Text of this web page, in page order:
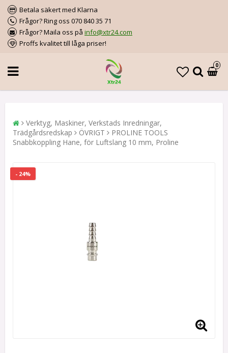
Betala säkert med Klarna
Frågor? Ring oss 070 840 35 71
Frågor? Maila oss på info@xtr24.com
Proffs kvalitet till låga priser!
0
Verktyg, Maskiner, Verkstads Inredningar,
Trädgårdsredskap
ÖVRIGT
PROLINE TOOLS
Snabbkoppling Hane, för Luftslang 10 mm, Proline
- 24%